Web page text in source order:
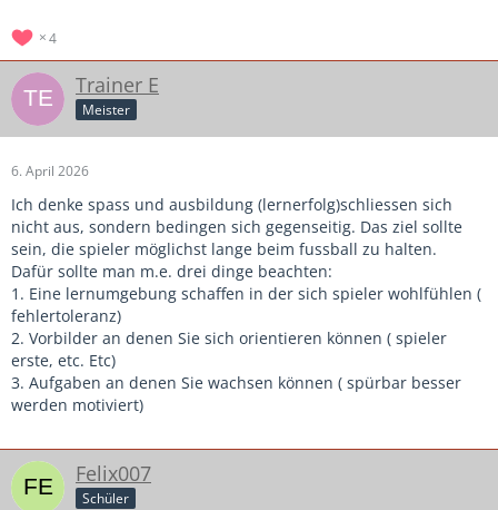
4
Trainer E
Meister
6. April 2026
Ich denke spass und ausbildung (lernerfolg)schliessen sich
nicht aus, sondern bedingen sich gegenseitig. Das ziel sollte
sein, die spieler möglichst lange beim fussball zu halten.
Dafür sollte man m.e. drei dinge beachten:
1. Eine lernumgebung schaffen in der sich spieler wohlfühlen (
fehlertoleranz)
2. Vorbilder an denen Sie sich orientieren können ( spieler
erste, etc. Etc)
3. Aufgaben an denen Sie wachsen können ( spürbar besser
werden motiviert)
Felix007
Schüler